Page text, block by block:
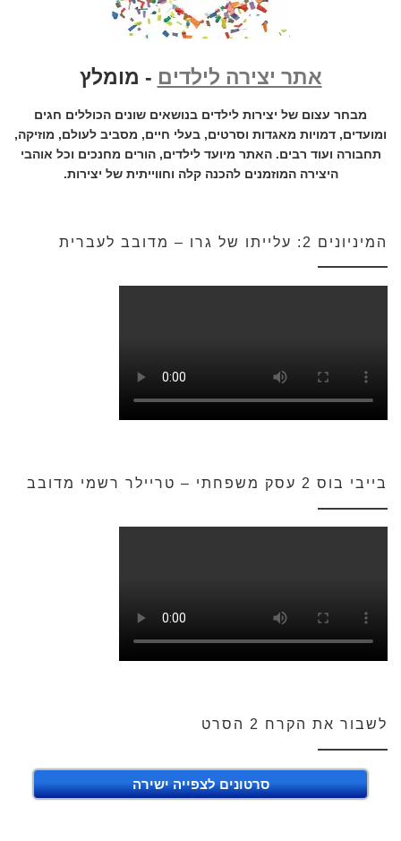
אתר יצירה לילדים - מומלץ
מבחר עצום של יצירות לילדים בנושאים שונים הכוללים חגים
ומועדים, דמויות מאגדות וסרטים, בעלי חיים, מסביב לעולם, מוזיקה,
תחבורה ועוד רבים. האתר מיועד לילדים, הורים מחנכים וכל אוהבי
היצירה המוזמנים להכנה קלה וחווייתית של יצירות.
המיניונים 2: עלייתו של גרו – מדובב לעברית
בייבי בוס 2 עסק משפחתי – טריילר רשמי מדובב
לשבור את הקרח 2 הסרט
סרטונים לצפייה ישירה